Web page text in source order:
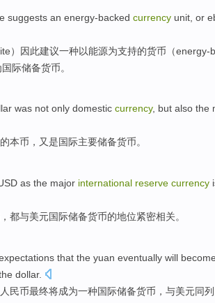
suggests an energy-backed currency unit, or
）因此建议一种以能源为支持的货币 （energy-
国际储备货币。
was not only domestic currency, but also the
本币 ， 又是国际主要储备货币。
as the major international reserve currency
都与美元国际储备货币的地位紧密相关。
that the yuan eventually will become
dollar.
人民币最终将成为一种国际储备货币 ，与美元同列